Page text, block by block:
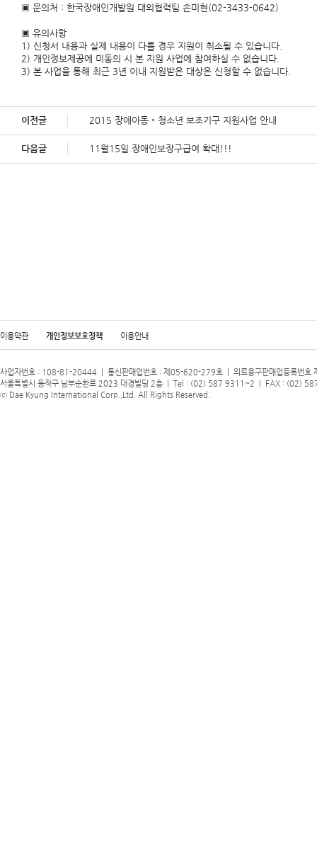
▣ 문의처 : 한국장애인개발원 대외협력팀 손미현(02-3433-0642)
▣ 유의사항
1) 신청서 내용과 실제 내용이 다를 경우 지원이 취소될 수 있습니다.
2) 개인정보제공에 미동의 시 본 지원 사업에 참여하실 수 없습니다.
3) 본 사업을 통해 최근 3년 이내 지원받은 대상은 신청할 수 없습니다.
이전글 2015 장애아동‧청소년 보조기구 지원사업 안내
다음글 11월15일 장애인보장구급여 확대!!!
이용약관 개인정보보호정책 이용안내
사업자번호 : 108-81-20444 | 통신판매업번호 : 제05-620-279호 | 의료용구판매업등록번호
서울특별시 동작구 남부순환로 2023 대경빌딩 2층 | Tel : (02) 587 9311~2 | FAX : (02)
ⓒ Dae Kyung International Corp.,Ltd. All Rights Reserved.